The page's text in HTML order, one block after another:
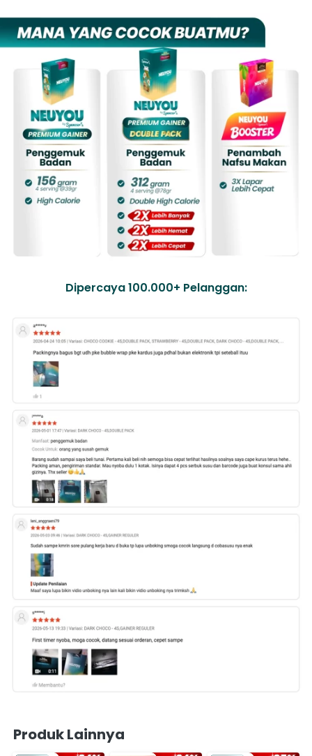
Dipercaya 100.000+ Pelanggan:
Produk Lainnya